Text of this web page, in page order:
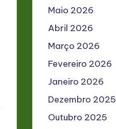
Maio 2026
Abril 2026
Março 2026
Fevereiro 2026
Janeiro 2026
Dezembro 2025
Outubro 2025